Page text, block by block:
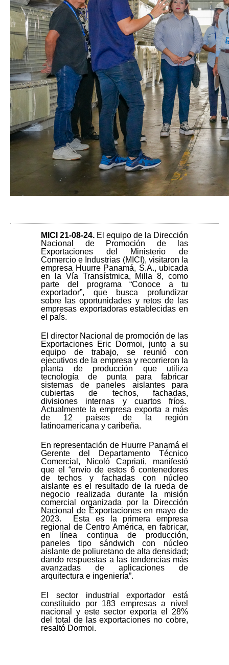
MICI 21-08-24. El equipo de la Dirección
Nacional de Promoción de las
Exportaciones del Ministerio de
Comercio e Industrias (MICI), visitaron la
empresa Huurre Panamá, S.A., ubicada
en la Vía Transístmica, Milla 8, como
parte del programa “Conoce a tu
exportador”, que busca profundizar
sobre las oportunidades y retos de las
empresas exportadoras establecidas en
el país.
El director Nacional de promoción de las
Exportaciones Eric Dormoi, junto a su
equipo de trabajo, se reunió con
ejecutivos de la empresa y recorrieron la
planta de producción que utiliza
tecnología de punta para fabricar
sistemas de paneles aislantes para
cubiertas de techos, fachadas,
divisiones internas y cuartos fríos.
Actualmente la empresa exporta a más
de 12 países de la región
latinoamericana y caribeña.
En representación de Huurre Panamá el
Gerente del Departamento Técnico
Comercial, Nicoló Capriati, manifestó
que el “envío de estos 6 contenedores
de techos y fachadas con núcleo
aislante es el resultado de la rueda de
negocio realizada durante la misión
comercial organizada por la Dirección
Nacional de Exportaciones en mayo de
2023. Esta es la primera empresa
regional de Centro América, en fabricar,
en línea continua de producción,
paneles tipo sándwich con núcleo
aislante de poliuretano de alta densidad;
dando respuestas a las tendencias más
avanzadas de aplicaciones de
arquitectura e ingeniería”.
El sector industrial exportador está
constituido por 183 empresas a nivel
nacional y este sector exporta el 28%
del total de las exportaciones no cobre,
resaltó Dormoi.